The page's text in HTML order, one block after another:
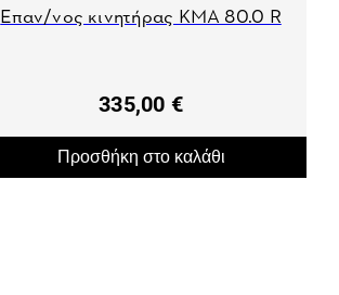
Επαν/νος κινητήρας KMA 80.0 R
335,00 €
Προσθήκη στο καλάθι